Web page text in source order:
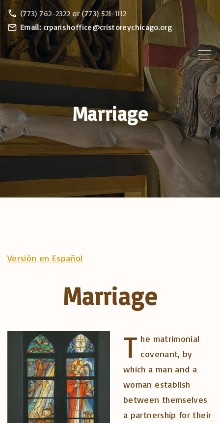
i
o
o
n
t
e
(773) 762-2322 or (773) 521-1112
Email: crparishoffice@cristoreychicago.org
Marriage
Versión en Español
Marriage
T he matrimonial
covenant, by
which a man and a
woman establish
between themselves
a partnership for their